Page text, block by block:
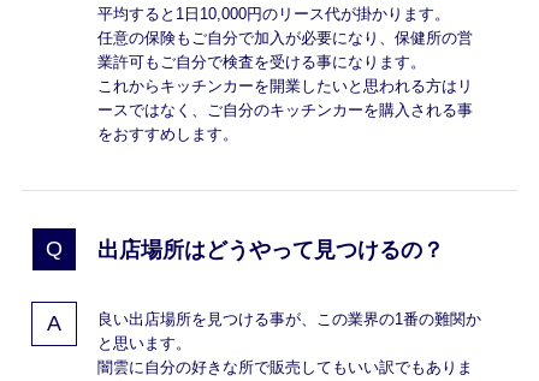
平均すると1日10,000円のリース代が掛かります。
任意の保険もご自分で加入が必要になり、保健所の営
業許可もご自分で検査を受ける事になります。
これからキッチンカーを開業したいと思われる方はリ
ースではなく、ご自分のキッチンカーを購入される事
をおすすめします。
出店場所はどうやって見つけるの？
良い出店場所を見つける事が、この業界の1番の難関か
と思います。
闇雲に自分の好きな所で販売してもいい訳でもありま